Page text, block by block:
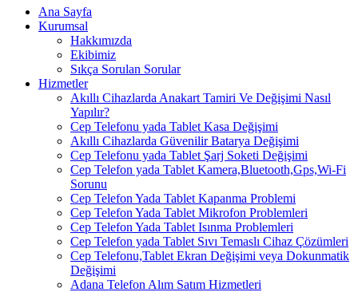
Ana Sayfa
Kurumsal
Hakkımızda
Ekibimiz
Sıkça Sorulan Sorular
Hizmetler
Akıllı Cihazlarda Anakart Tamiri Ve Değişimi Nasıl
Yapılır?
Cep Telefonu yada Tablet Kasa Değişimi
Akıllı Cihazlarda Güvenilir Batarya Değişimi
Cep Telefonu yada Tablet Şarj Soketi Değişimi
Cep Telefon yada Tablet Kamera,Bluetooth,Gps,Wi-Fi
Sorunu
Cep Telefon Yada Tablet Kapanma Problemi
Cep Telefon Yada Tablet Mikrofon Problemleri
Cep Telefon Yada Tablet Isınma Problemleri
Cep Telefon yada Tablet Sıvı Temaslı Cihaz Çözümleri
Cep Telefonu,Tablet Ekran Değişimi veya Dokunmatik
Değişimi
Adana Telefon Alım Satım Hizmetleri